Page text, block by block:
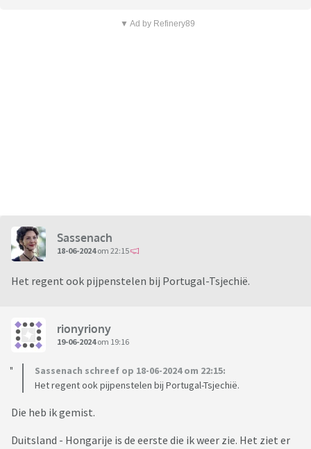
▼ Ad by Refinery89
Sassenach
18-06-2024om 22:15
Het regent ook pijpenstelen bij Portugal-Tsjechië.
rionyriony
19-06-2024om 19:16
Sassenach schreef op 18-06-2024 om 22:15:
Het regent ook pijpenstelen bij Portugal-Tsjechië.
Die heb ik gemist.
Duitsland - Hongarije is de eerste die ik weer zie. Het ziet er